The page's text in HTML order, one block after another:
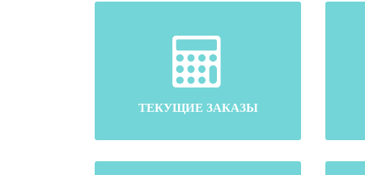
ТЕКУЩИЕ ЗАКАЗЫ